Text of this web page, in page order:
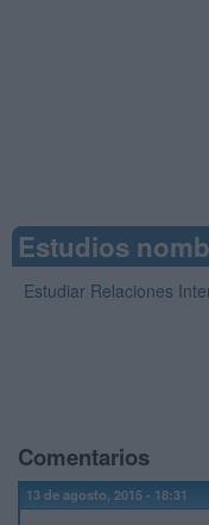
Estudios
Estudiar Relaciones
Comentarios
13 de agosto, 2015 - 18:31